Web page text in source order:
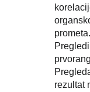
rezultat